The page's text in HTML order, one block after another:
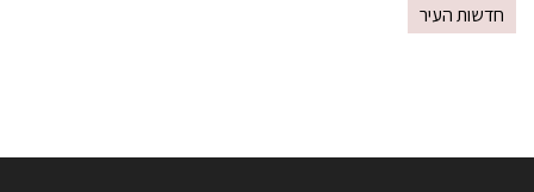
חדשות העיר